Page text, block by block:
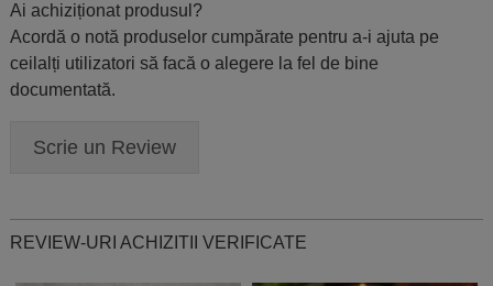
Ai achiziționat produsul?
Acordă o notă produselor cumpărate pentru a-i ajuta pe
ceilalți utilizatori să facă o alegere la fel de bine
documentată.
Scrie un Review
REVIEW-URI ACHIZITII VERIFICATE